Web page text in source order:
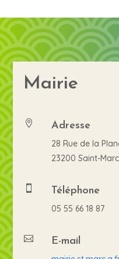
Mairie
 Adresse
28 Rue de la
23200 Saint-
 Téléphone
05 55 66 18 87
 E-mail